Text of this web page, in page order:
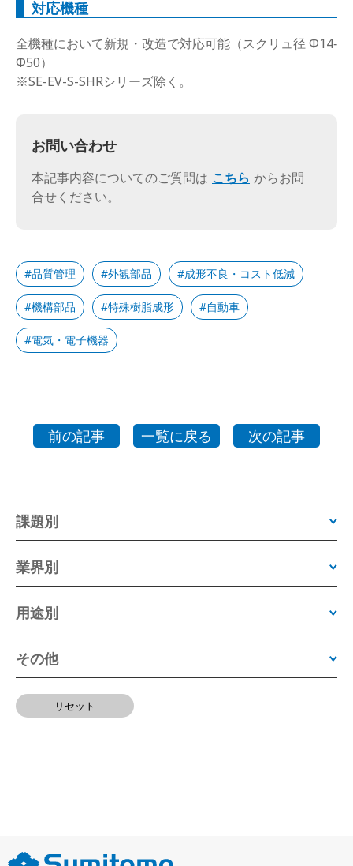
課題別
業界別
用途別
その他
リセット
対応機種
全機種において新規・改造で対応可能（スクリュ径 Φ14‐
Φ50）
※SE-EV-S-SHRシリーズ除く。
お問い合わせ
本記事内容についてのご質問は こちら からお問
合せください。
品質管理 外観部品 成形不良・コスト低減
機構部品 特殊樹脂成形 自動車
電気・電子機器
前の記事 一覧に戻る 次の記事